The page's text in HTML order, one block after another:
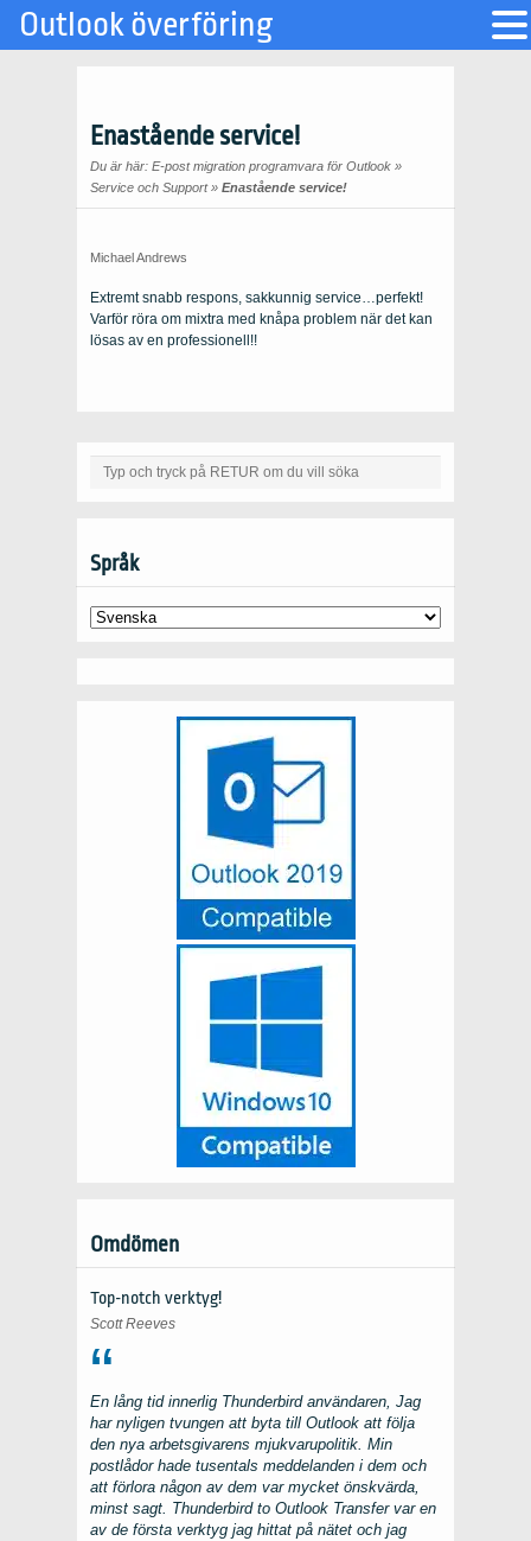
Enastående service!
Du är här: E-post migration programvara för Outlook »
Service och Support» Enastående service!
Michael Andrews
Extremt snabb respons, sakkunnig service…perfekt!
Varför röra om mixtra med knåpa problem när det kan
lösas av en professionell!!
Språk
Omdömen
Top-notch verktyg!
Scott Reeves
En lång tid innerlig Thunderbirdanvändaren, Jag
har nyligen tvungen att byta till Outlook att följa
den nya arbetsgivarens mjukvarupolitik. Min
postlådor hade tusentals meddelanden i dem och
att förlora någon av dem var mycket önskvärda,
minst sagt. Thunderbird to Outlook Transfervar en
av de första verktyg jag hittat på nätet och jag
Outlook överföring